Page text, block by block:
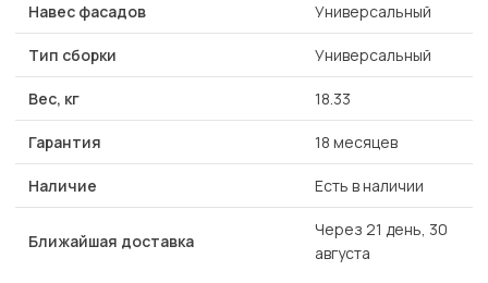
Навес фасадов Универсальный
Тип сборки Универсальный
Вес, кг 18.33
Гарантия 18 месяцев
Наличие Есть в наличии
Ближайшая доставка
Через 21 день, 30
августа